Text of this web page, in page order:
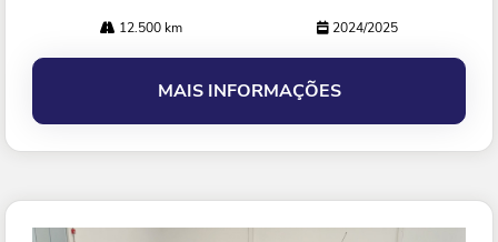
12.500 km 2024/2025
MAIS INFORMAÇÕES